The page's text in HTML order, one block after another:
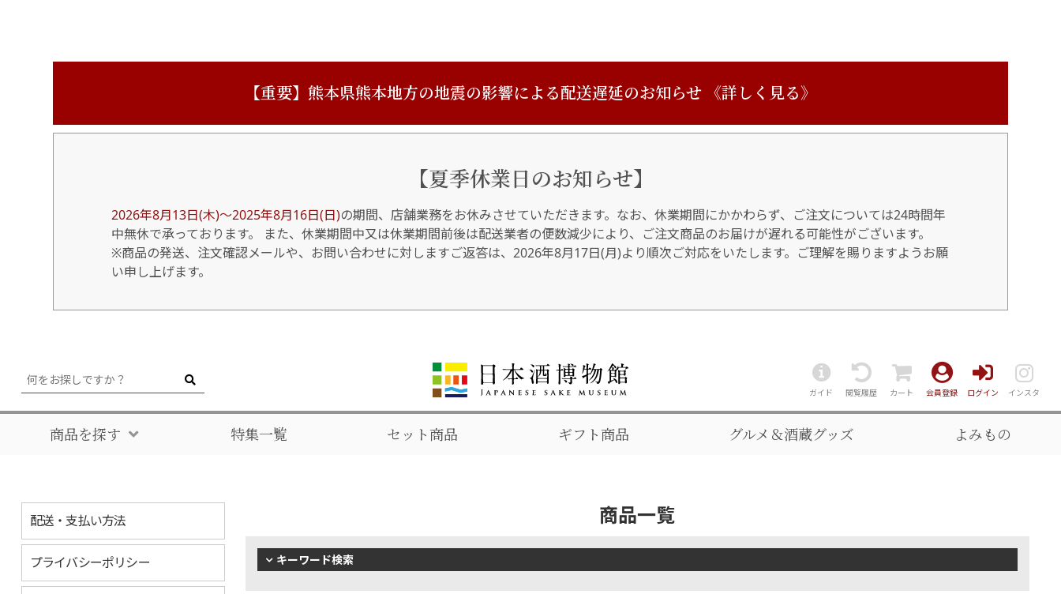
【重要】熊本県熊本地方の地震の影響による配送遅延のお知らせ 《詳しく見る》
【夏季休業日のお知らせ】
2026年8月13日(木)～2025年8月16日(日)の期間、店舗業務をお休みさせていただきます。なお、休業期間にかかわらず、ご注文については24時間年
中無休で承っております。 また、休業期間中又は休業期間前後は配送業者の便数減少により、ご注文商品のお届けが遅れる可能性がございます。
※商品の発送、注文確認メールや、お問い合わせに対しますご返答は、2026年8月17日(月)より順次ご対応をいたします。ご理解を賜りますようお願
い申し上げます。
ガイド 閲覧履歴 カート 会員登録 ログイン インスタ
商品を探す 特集一覧 セット商品 ギフト商品 グルメ＆酒蔵グッズ よみもの
配送・支払い方法
プライバシーポリシー
商品一覧
キーワード検索